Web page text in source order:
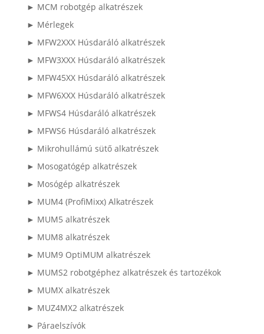
► MCM robotgép alkatrészek
► Mérlegek
► MFW2XXX Húsdaráló alkatrészek
► MFW3XXX Húsdaráló alkatrészek
► MFW45XX Húsdaráló alkatrészek
► MFW6XXX Húsdaráló alkatrészek
► MFWS4 Húsdaráló alkatrészek
► MFWS6 Húsdaráló alkatrészek
► Mikrohullámú sütő alkatrészek
► Mosogatógép alkatrészek
► Mosógép alkatrészek
► MUM4 (ProfiMixx) Alkatrészek
► MUM5 alkatrészek
► MUM8 alkatrészek
► MUM9 OptiMUM alkatrészek
► MUMS2 robotgéphez alkatrészek és tartozékok
► MUMX alkatrészek
► MUZ4MX2 alkatrészek
► Páraelszívók